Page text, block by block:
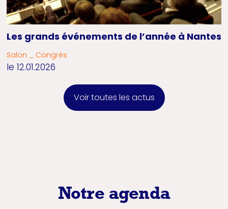
Les grands événements de l’année à Nantes
Salon _ Congrès
le 12.01.2026
Voir toutes les actus
Notre agenda